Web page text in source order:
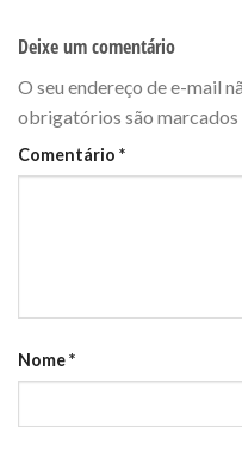
Deixe um comentário
O seu endereço de e-mail
obrigatórios são marcados
Comentário *
Nome*